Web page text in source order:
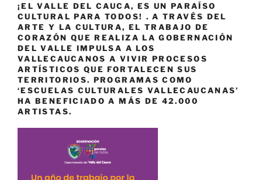
¡EL VALLE DEL CAUCA, ES UN PARAÍSO
CULTURAL PARA TODOS! . A TRAVÉS DEL
ARTE Y LA CULTURA, EL TRABAJO DE
CORAZÓN QUE REALIZA LA GOBERNACIÓN
DEL VALLE IMPULSA A LOS
VALLECAUCANOS A VIVIR PROCESOS
ARTÍSTICOS QUE FORTALECEN SUS
TERRITORIOS. PROGRAMAS COMO
‘ESCUELAS CULTURALES VALLECAUCANAS’
HA BENEFICIADO A MÁS DE 42.000
ARTISTAS.